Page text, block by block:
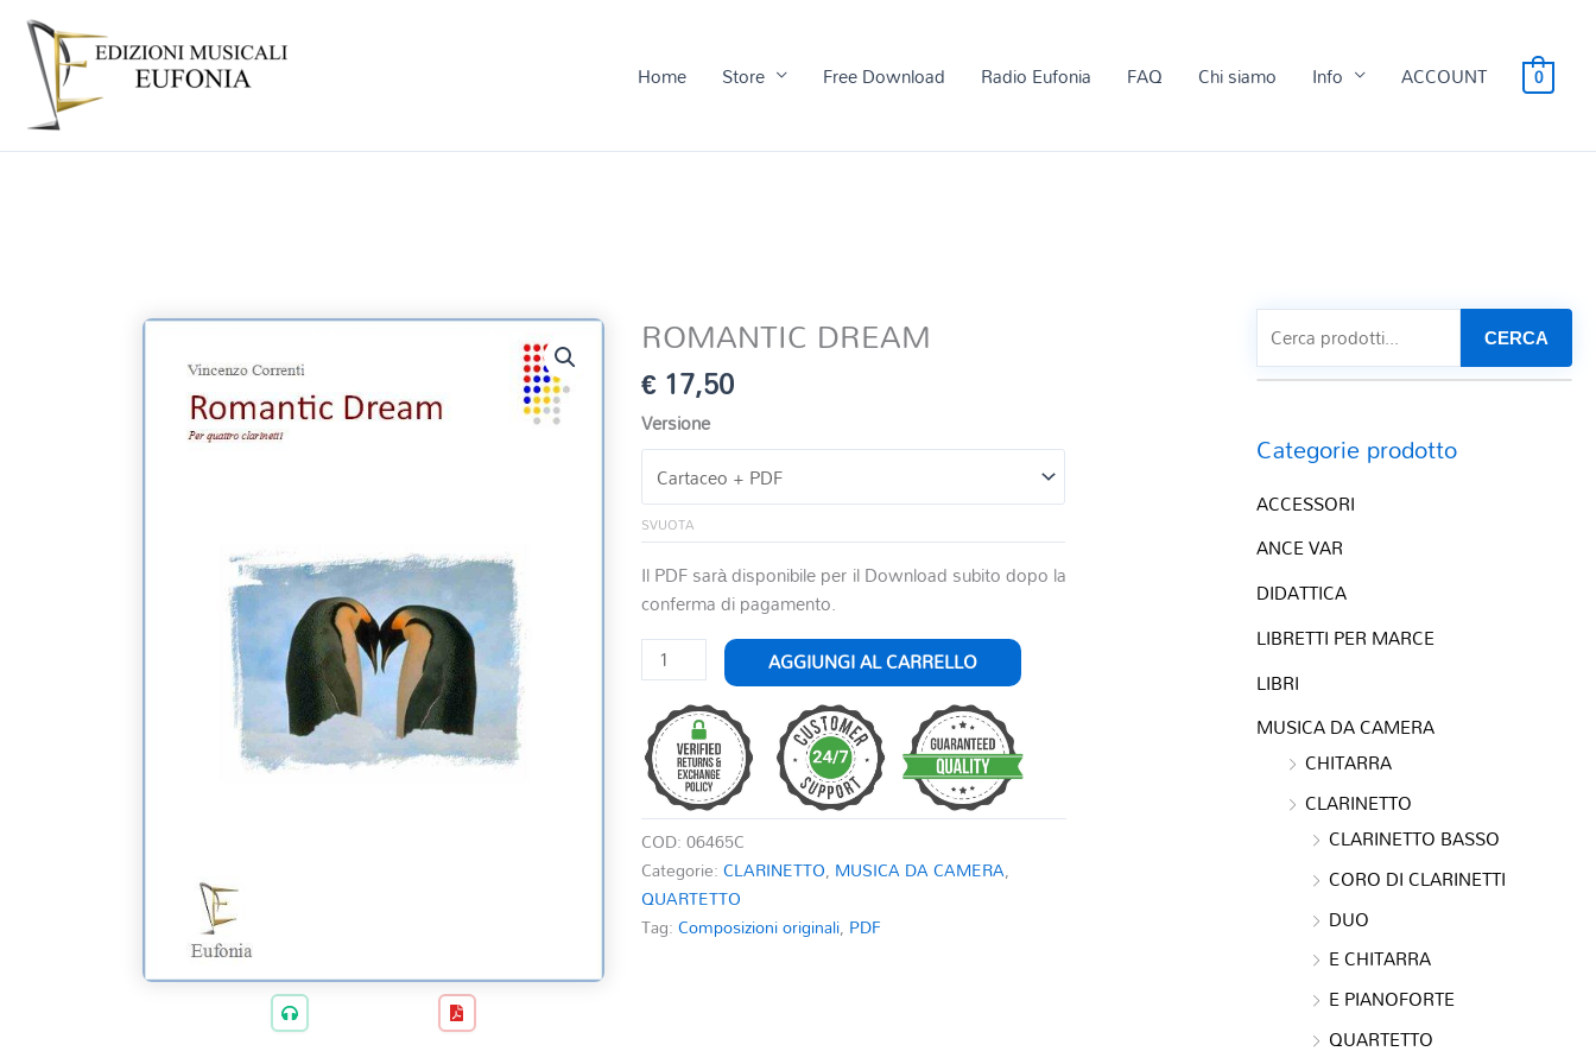
Home Store Free Download Radio Eufonia FAQ Chi siamo Info ACCOUNT 0
ROMANTIC DREAM
€17,50
Versione
SVUOTA
Il PDF sarà disponibile per il Download subito dopo la
conferma di pagamento.
ROMANTIC
DREAM
quantità
AGGIUNGI AL CARRELLO
COD:06465C
Categorie:CLARINETTO, MUSICA DA CAMERA,
QUARTETTO
Tag:Composizioni originali, PDF
CERCA
Categorie prodotto
ACCESSORI
ANCE VAR
DIDATTICA
LIBRETTI PER MARCE
LIBRI
MUSICA DA CAMERA
CHITARRA
CLARINETTO
CLARINETTO BASSO
CORO DI CLARINETTI
DUO
E CHITARRA
E PIANOFORTE
QUARTETTO